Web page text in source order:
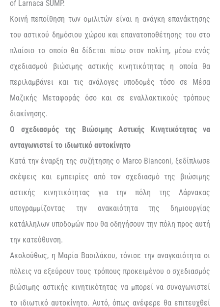
of Larnaca SUMP.
Κοινή πεποίθηση των ομιλιτών είναι η ανάγκη επανάκτησης
του αστικού δημόσιου χώρου και επανατοποθέτησης του στο
πλαίσιο το οποίο θα δίδεται πίσω στον πολίτη, μέσω ενός
σχεδιασμού βιώσιμης αστικής κινητικότητας η οποία θα
περιλαμβάνει και τις ανάλογες υποδομές τόσο σε Μέσα
Μαζικής Μεταφοράς όσο και σε εναλλακτικούς τρόπους
διακίνησης.
O σχεδιασμός της Βιώσιμης Αστικής Κινητικότητας να
ανταγωνιστεί το ιδιωτικό αυτοκίνητο
Κατά την έναρξη της συζήτησης ο Marco Bianconi, ξεδίπλωσε
σκέψεις και εμπειρίες από τον σχεδιασμό της βιώσιμης
αστικής κινητικότητας για την πόλη της Λάρνακας
υπογραμμίζοντας την ανακαιότητα της δημιουργίας
κατάλληλων υποδομών που θα οδηγήσουν την πόλη προς αυτή
την κατεύθυνση.
Ακολούθως, η Μαρία Βασιλάκου, τόνισε την αναγκαιότητα οι
πόλεις να εξεύρουν τους τρόπους προκειμένου ο σχεδιασμός
βιώσιμης αστικής κινητικότητας να μπορεί να συναγωνιστεί
το ιδιωτικό αυτοκίνητο. Αυτό, όπως ανέφερε θα επιτευχθεί